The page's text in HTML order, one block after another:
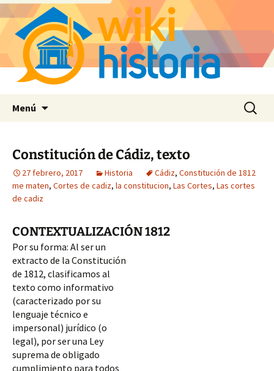
Menú Buscar:
Constitución de Cádiz, texto
27 febrero, 2017 Historia Cádiz, Constitución de 1812
me maten, Cortes de cadiz, la constitucion, Las Cortes, Las cortes
de cadiz
CONTEXTUALIZACIÓN 1812
Por su forma: Al ser un
extracto de la Constitución
de 1812, clasificamos al
texto como informativo
(caracterizado por su
lenguaje técnico e
impersonal) jurídico (o
legal), por ser una Ley
suprema de obligado
cumplimiento para todos